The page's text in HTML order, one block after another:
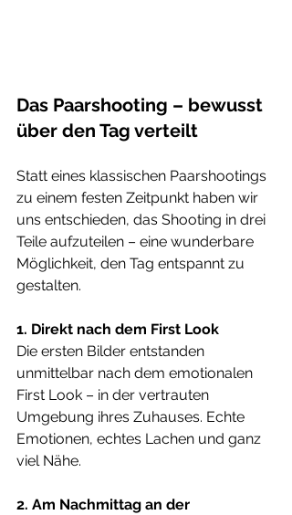
Das Paarshooting – bewusst
über den Tag verteilt
Statt eines klassischen Paarshootings
zu einem festen Zeitpunkt haben wir
uns entschieden, das Shooting in drei
Teile aufzuteilen – eine wunderbare
Möglichkeit, den Tag entspannt zu
gestalten.
1. Direkt nach dem First Look
Die ersten Bilder entstanden
unmittelbar nach dem emotionalen
First Look – in der vertrauten
Umgebung ihres Zuhauses. Echte
Emotionen, echtes Lachen und ganz
viel Nähe.
2. Am Nachmittag an der